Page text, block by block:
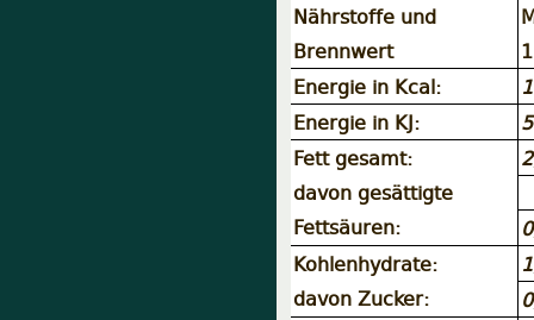
Nährstoffe und
Brennwert
Energie in Kcal:
Energie in KJ:
Fett gesamt:
davon gesättigte
Fettsäuren:
Kohlenhydrate:
davon Zucker: